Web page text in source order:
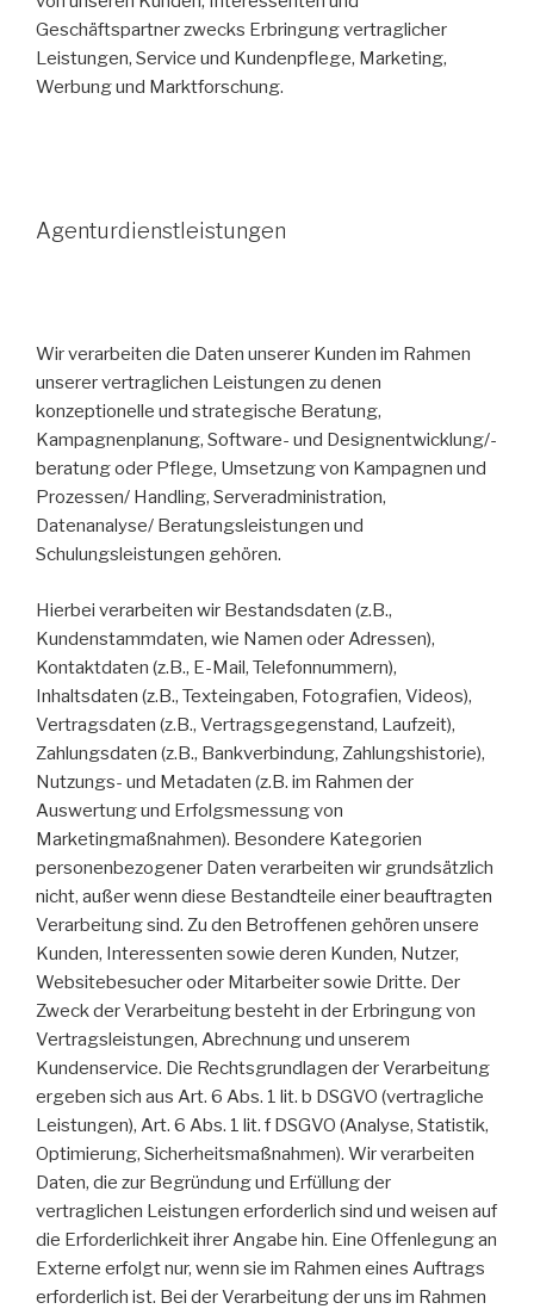
Geschäftspartner zwecks Erbringung vertraglicher
Leistungen, Service und Kundenpflege, Marketing,
Werbung und Marktforschung.
Agenturdienstleistungen
Wir verarbeiten die Daten unserer Kunden im Rahmen
unserer vertraglichen Leistungen zu denen
konzeptionelle und strategische Beratung,
Kampagnenplanung, Software- und Designentwicklung/-
beratung oder Pflege, Umsetzung von Kampagnen und
Prozessen/ Handling, Serveradministration,
Datenanalyse/ Beratungsleistungen und
Schulungsleistungen gehören.
Hierbei verarbeiten wir Bestandsdaten (z.B.,
Kundenstammdaten, wie Namen oder Adressen),
Kontaktdaten (z.B., E-Mail, Telefonnummern),
Inhaltsdaten (z.B., Texteingaben, Fotografien, Videos),
Vertragsdaten (z.B., Vertragsgegenstand, Laufzeit),
Zahlungsdaten (z.B., Bankverbindung, Zahlungshistorie),
Nutzungs- und Metadaten (z.B. im Rahmen der
Auswertung und Erfolgsmessung von
Marketingmaßnahmen). Besondere Kategorien
personenbezogener Daten verarbeiten wir grundsätzlich
nicht, außer wenn diese Bestandteile einer beauftragten
Verarbeitung sind. Zu den Betroffenen gehören unsere
Kunden, Interessenten sowie deren Kunden, Nutzer,
Websitebesucher oder Mitarbeiter sowie Dritte. Der
Zweck der Verarbeitung besteht in der Erbringung von
Vertragsleistungen, Abrechnung und unserem
Kundenservice. Die Rechtsgrundlagen der Verarbeitung
ergeben sich aus Art. 6 Abs. 1 lit. b DSGVO (vertragliche
Leistungen), Art. 6 Abs. 1 lit. f DSGVO (Analyse, Statistik,
Optimierung, Sicherheitsmaßnahmen). Wir verarbeiten
Daten, die zur Begründung und Erfüllung der
vertraglichen Leistungen erforderlich sind und weisen auf
die Erforderlichkeit ihrer Angabe hin. Eine Offenlegung an
Externe erfolgt nur, wenn sie im Rahmen eines Auftrags
erforderlich ist. Bei der Verarbeitung der uns im Rahmen